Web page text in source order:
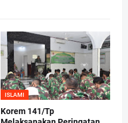
ISLAMI
Korem 141/Tp